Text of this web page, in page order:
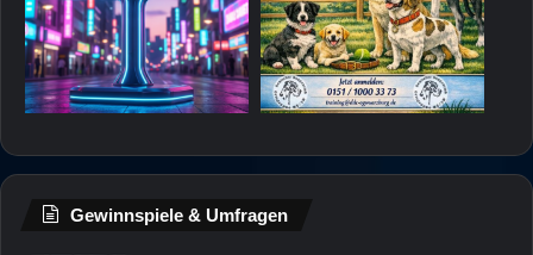
Gewinnspiele & Umfragen